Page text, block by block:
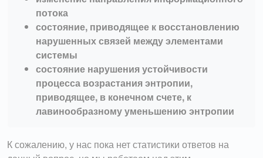
потока
состояние, приводящее к восстановлению
нарушенных связей между элементами
системы
состояние нарушения устойчивости
процесса возрастания энтропии,
приводящее, в конечном счете, к
лавинообразному уменьшению энтропии
К сожалению, у нас пока нет статистики ответов на